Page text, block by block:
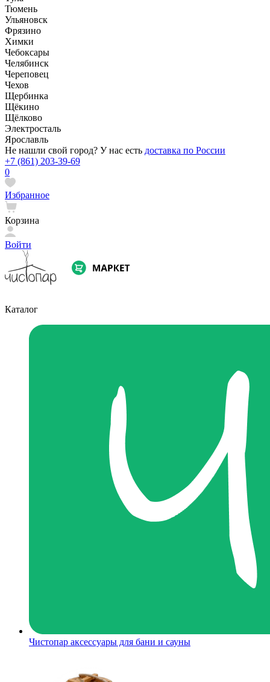
Тюмень
Ульяновск
Фрязино
Химки
Чебоксары
Челябинск
Череповец
Чехов
Щербинка
Щёкино
Щёлково
Электросталь
Ярославль
Не нашли свой город? У нас есть доставка по России
+7 (861) 203-39-69
0
Избранное
Корзина
Войти
Каталог
Чистопар аксессуары для бани и сауны